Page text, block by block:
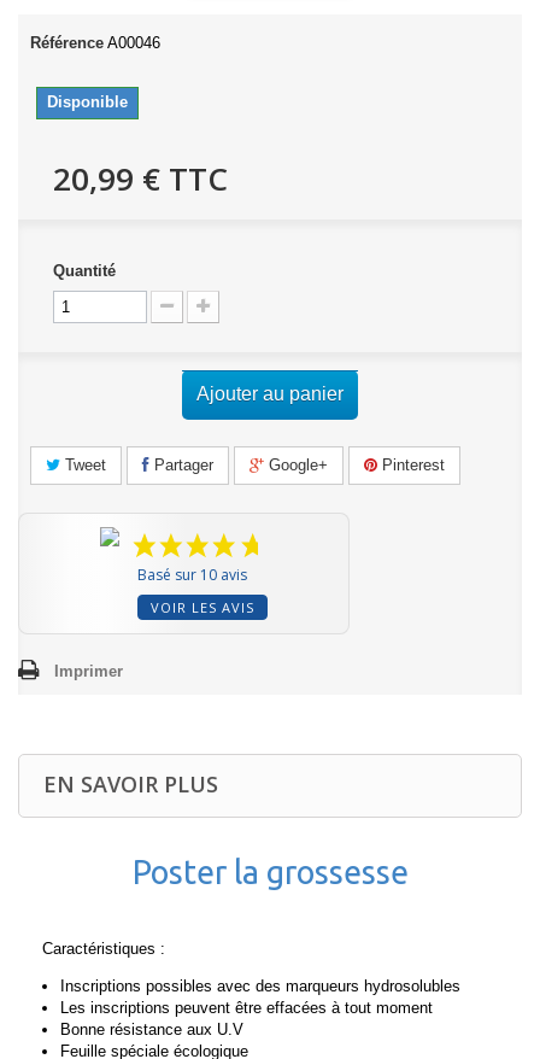
Référence A00046
Disponible
20,99 € TTC
Quantité
Ajouter au panier
Tweet Partager Google+ Pinterest
Basé sur 10 avis
VOIR LES AVIS
Imprimer
EN SAVOIR PLUS
Poster la grossesse
Caractéristiques :
Inscriptions possibles avec des marqueurs hydrosolubles
Les inscriptions peuvent être effacées à tout moment
Bonne résistance aux U.V
Feuille spéciale écologique